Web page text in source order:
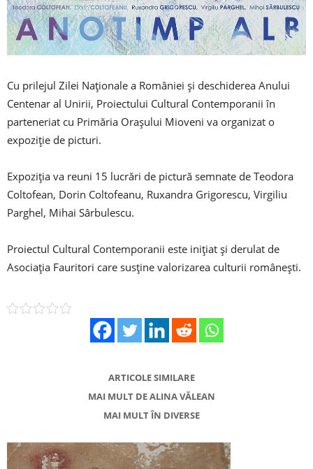
Cu prilejul Zilei Naționale a României și deschiderea Anului
Centenar al Unirii, Proiectului Cultural Contemporanii în
parteneriat cu Primăria Orașului Mioveni va organizat o
expoziție de picturi.
Expoziția va reuni 15 lucrări de pictură semnate de Teodora
Coltofean, Dorin Coltofeanu, Ruxandra Grigorescu, Virgiliu
Parghel, Mihai Sârbulescu.
Proiectul Cultural Contemporanii este inițiat și derulat de
Asociația Fauritori care susține valorizarea culturii românești.
ARTICOLE SIMILARE
MAI MULT DE ALINA VĂLEAN
MAI MULT ÎN DIVERSE